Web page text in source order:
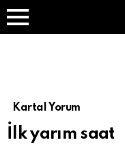
Menü
Kartal Yorum
İlk yarım saat